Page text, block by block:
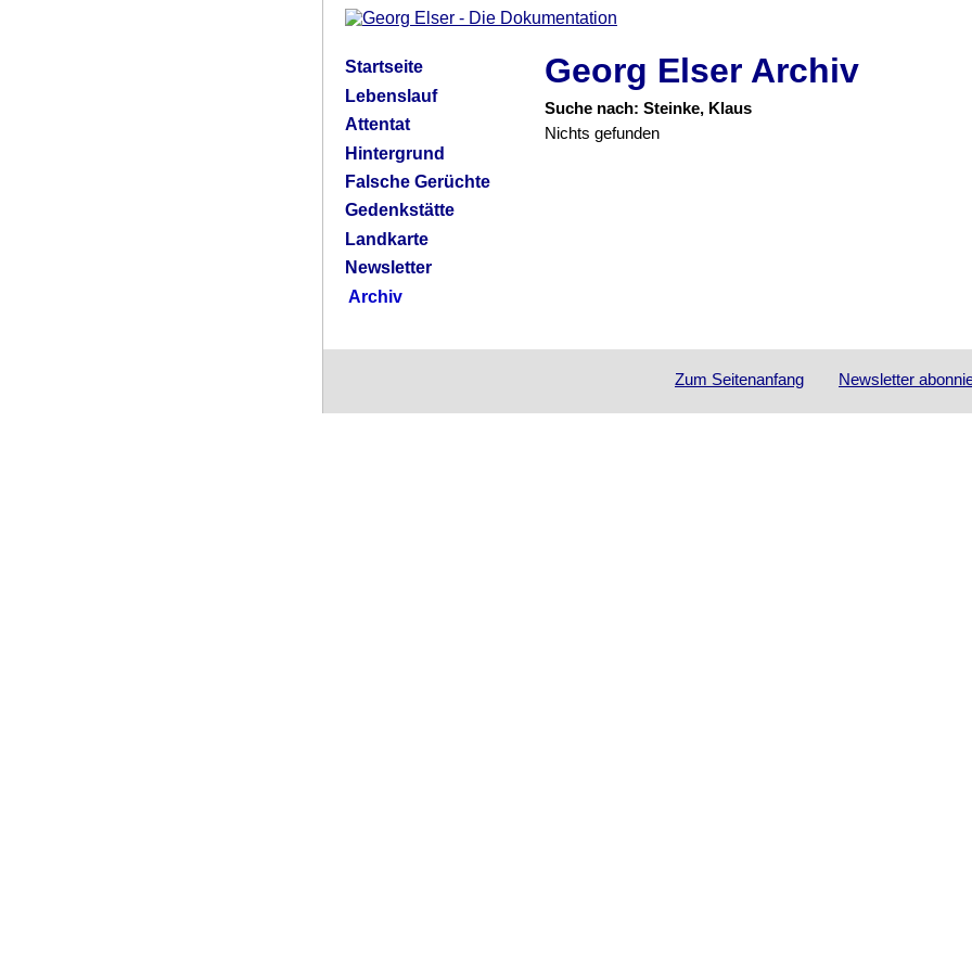
Startseite
Lebenslauf
Attentat
Hintergrund
Falsche Gerüchte
Gedenkstätte
Landkarte
Newsletter
Archiv
Georg Elser Archiv
Suche nach: Steinke, Klaus
Nichts gefunden
Zum Seitenanfang Newsletter